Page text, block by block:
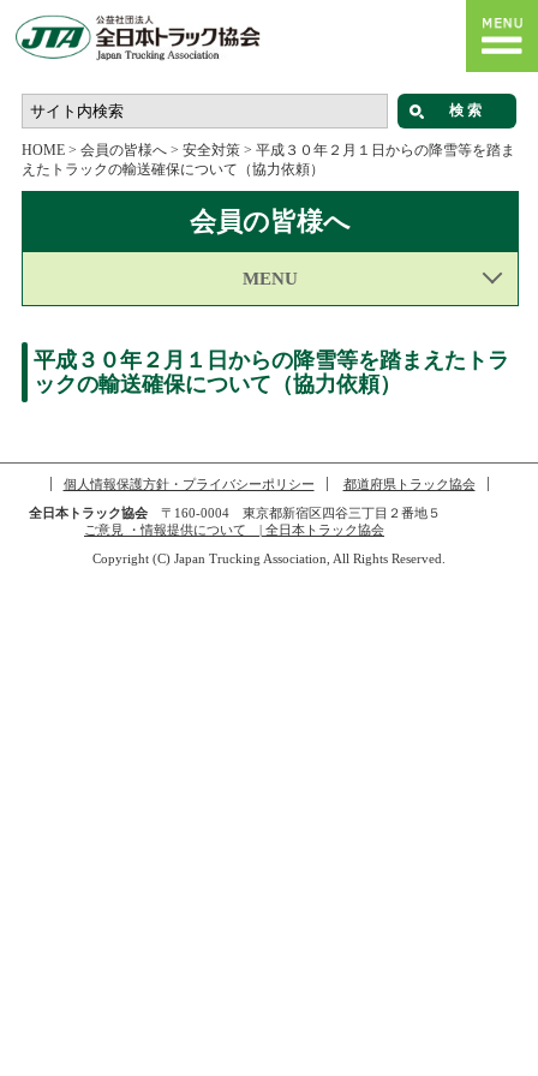
HOME> 会員の皆様へ> 安全対策> 平成３０年２月１日からの降雪等を踏ま
えたトラックの輸送確保について（協力依頼）
会員の皆様へ
MENU
平成３０年２月１日からの降雪等を踏まえたトラ
ックの輸送確保について（協力依頼）
個人情報保護方針・プライバシーポリシー
都道府県トラック協会
全日本トラック協会〒160-0004 東京都新宿区四谷三丁目２番地５
ご意見 ・情報提供について | 全日本トラック協会
Copyright (C) Japan Trucking Association, All Rights Reserved.